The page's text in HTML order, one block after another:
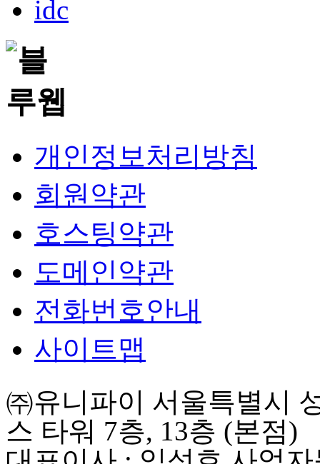
개인정보처리방침
회원약관
호스팅약관
도메인약관
전화번호안내
사이트맵
㈜유니파이 서울특별시
스 타워 7층, 13층 (본점)